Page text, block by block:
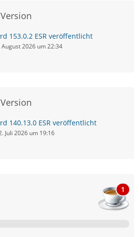
153.0.2 ESR veröffentlicht
August 2026 um 22:34
140.13.0 ESR veröffentlicht
Juli 2026 um 19:16
1